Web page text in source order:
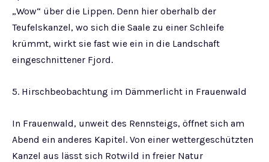
„Wow“ über die Lippen. Denn hier oberhalb der
Teufelskanzel, wo sich die Saale zu einer Schleife
krümmt, wirkt sie fast wie ein in die Landschaft
eingeschnittener Fjord.
5. Hirschbeobachtung im Dämmerlicht in Frauenwald
In Frauenwald, unweit des Rennsteigs, öffnet sich am
Abend ein anderes Kapitel. Von einer wettergeschützten
Kanzel aus lässt sich Rotwild in freier Natur